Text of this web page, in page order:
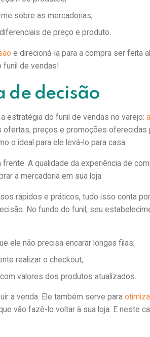
sobre as mercadorias;
de preço e produto.
e direcioná-la para a compra ser feita
de vendas!
de decisão
estratégia do funil de vendas no varejo:
preços e promoções oferecidas
o ideal para ele levá-lo para casa.
A qualidade da experiência de
a mercadoria em sua loja.
rápidos e práticos, tudo isso conta
No fundo do funil, seu
ele não precisa encarar longas filas;
realizar o checkout;
valores dos produtos atualizados.
a venda. Ele também serve para
vão fazê-lo voltar à sua loja. E neste